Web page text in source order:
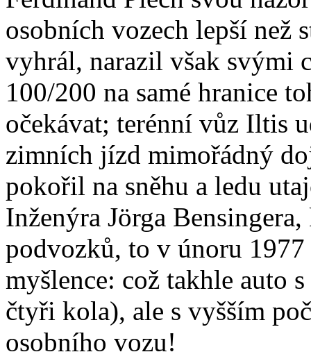
osobních vozech lepší než
vyhrál, narazil však svými
100/200 na samé hranice
očekávat; terénní vůz Iltis
zimních jízd mimořádný
pokořil na sněhu a ledu
Inženýra Jörga
podvozků, to v únoru
myšlence: což takhle auto
čtyři kola), ale s vyšším
osobního vozu!